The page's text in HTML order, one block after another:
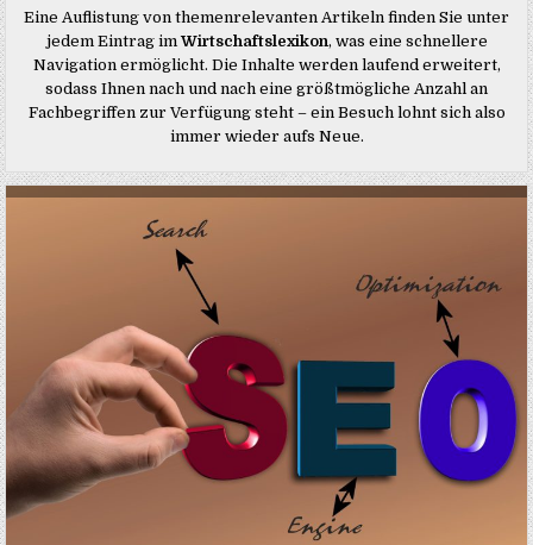
Eine Auflistung von themenrelevanten Artikeln finden Sie unter
jedem Eintrag imWirtschaftslexikon, was eine schnellere
Navigation ermöglicht. Die Inhalte werden laufend erweitert,
sodass Ihnen nach und nach eine größtmögliche Anzahl an
Fachbegriffen zur Verfügung steht – ein Besuch lohnt sich also
immer wieder aufs Neue.